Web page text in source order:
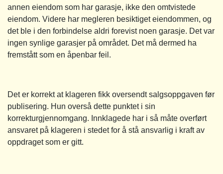
annen eiendom som har garasje, ikke den omtvistede
eiendom. Videre har megleren besiktiget eiendommen, og
det ble i den forbindelse aldri forevist noen garasje. Det var
ingen synlige garasjer på området. Det må dermed ha
fremstått som en åpenbar feil.
Det er korrekt at klageren fikk oversendt salgsoppgaven før
publisering. Hun overså dette punktet i sin
korrekturgjennomgang. Innklagede har i så måte overført
ansvaret på klageren i stedet for å stå ansvarlig i kraft av
oppdraget som er gitt.